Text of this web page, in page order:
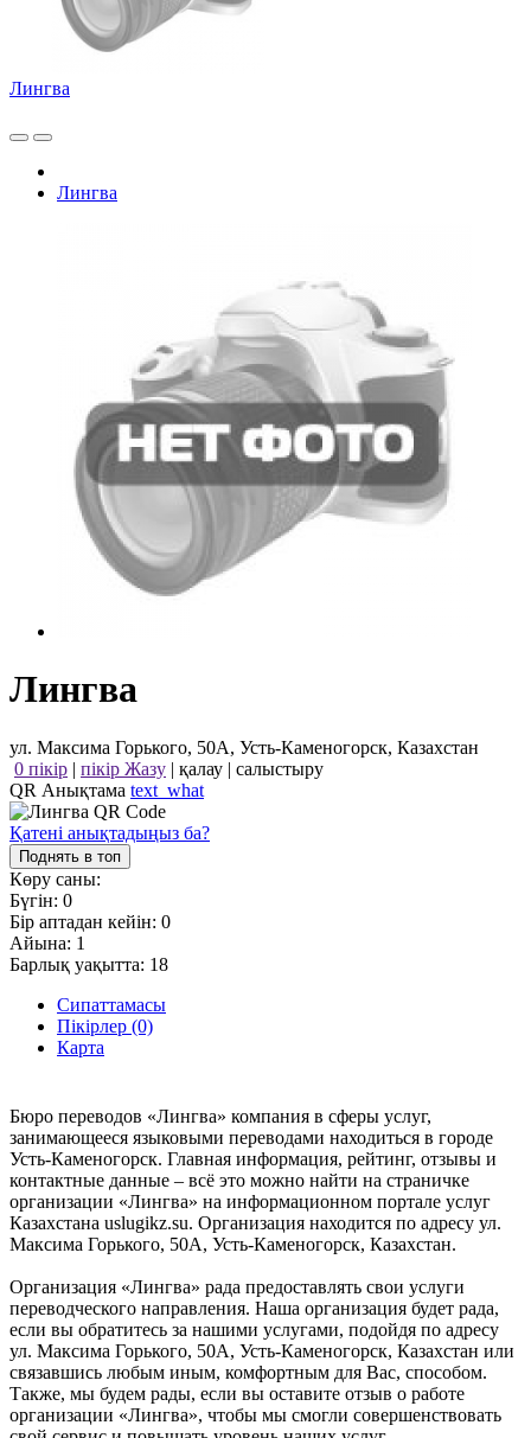
Лингва
Лингва
Лингва
ул. Максима Горького, 50А, Усть-Каменогорск, Казахстан
0 пікір | пікір Жазу | қалау | салыстыру
QR Анықтама text_what
Қатені анықтадыңыз ба?
Поднять в топ
Көру саны:
Бүгін: 0
Бір аптадан кейін: 0
Айына: 1
Барлық уақытта: 18
Сипаттамасы
Пікірлер (0)
Карта
Бюро переводов «Лингва» компания в сферы услуг,
занимающееся языковыми переводами находиться в городе
Усть-Каменогорск. Главная информация, рейтинг, отзывы и
контактные данные – всё это можно найти на страничке
организации «Лингва» на информационном портале услуг
Казахстана uslugikz.su. Организация находится по адресу ул.
Максима Горького, 50А, Усть-Каменогорск, Казахстан.
Организация «Лингва» рада предоставлять свои услуги
переводческого направления. Наша организация будет рада,
если вы обратитесь за нашими услугами, подойдя по адресу
ул. Максима Горького, 50А, Усть-Каменогорск, Казахстан или
связавшись любым иным, комфортным для Вас, способом.
Также, мы будем рады, если вы оставите отзыв о работе
организации «Лингва», чтобы мы смогли совершенствовать